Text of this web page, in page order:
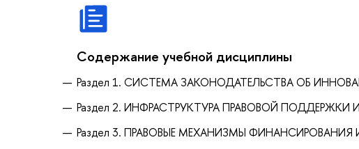
Содержание учебной дисциплины
Раздел 1. СИСТЕМА ЗАКОНОДАТЕЛЬСТВА ОБ
Раздел 2. ИНФРАСТРУКТУРА ПРАВОВОЙ
Раздел 3. ПРАВОВЫЕ МЕХАНИЗМЫ